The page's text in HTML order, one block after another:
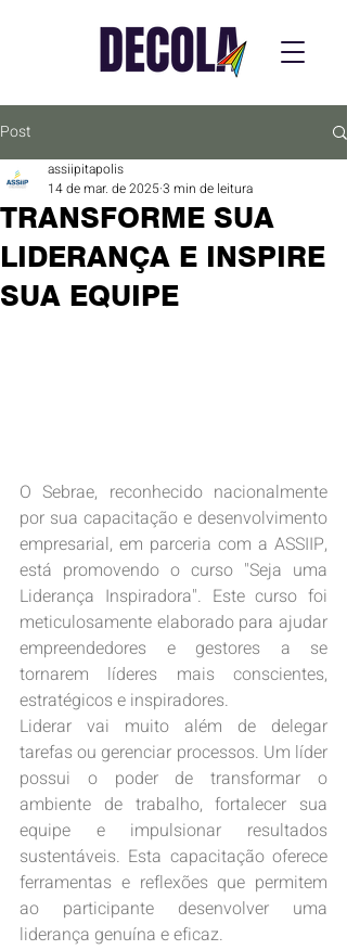
Post
TRANSFORME SUA
LIDERANÇA E INSPIRE
SUA EQUIPE
assiipitapolis
14 de mar. de 20253 min de leitura
O Sebrae, reconhecido nacionalmente
por sua capacitação e desenvolvimento
empresarial, em parceria com a ASSIIP,
está promovendo o curso "Seja uma
Liderança Inspiradora". Este curso foi
meticulosamente elaborado para ajudar
empreendedores e gestores a se
tornarem líderes mais conscientes,
estratégicos e inspiradores.
Liderar vai muito além de delegar
tarefas ou gerenciar processos. Um líder
possui o poder de transformar o
ambiente de trabalho, fortalecer sua
equipe e impulsionar resultados
sustentáveis. Esta capacitação oferece
ferramentas e reflexões que permitem
ao participante desenvolver uma
liderança genuína e eficaz.